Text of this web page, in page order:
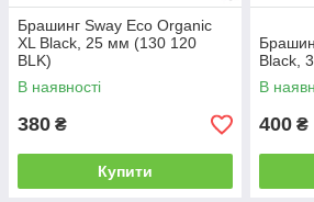
Брашинг Sway Eco Organic
XL Black, 25 мм (130 120
BLK)
В наявності
380 ₴
Купити
Black,
В
400 ₴